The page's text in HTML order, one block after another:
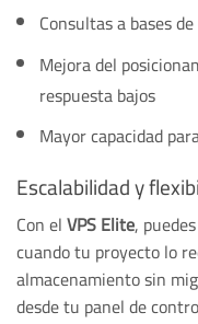
Consultas a bases
Mejora del
respuesta bajos
Mayor capacidad
Escalabilidad y
Con elVPS Elite,
cuando tu proyecto lo
almacenamiento sin
desde tu panel de